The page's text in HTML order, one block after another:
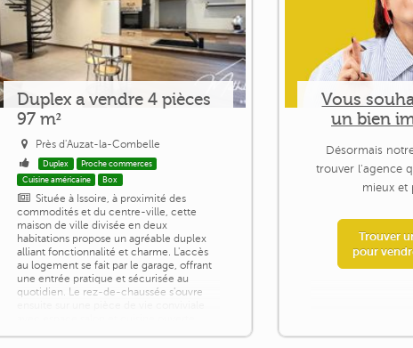
Duplex a vendre 4 pièces
97 m²
Près d'Auzat-la-Combelle
Duplex
Proche commerces
Cuisine américaine
Box
Située à Issoire, à proximité des
commodités et du centre-ville, cette
maison de ville divisée en deux
habitations propose un agréable duplex
alliant fonctionnalité et charme. L'accès
au logement se fait par le garage, offrant
une entrée pratique et sécurisée au
quotidien. Le rez-de-chaussée s'ouvre
Vous
un bien
Désormais
trouver l'agence
mieux et
Trouver
pour